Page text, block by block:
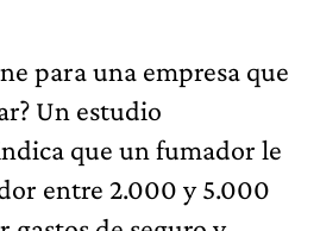
para una empresa que
Un estudio
que un fumador le
entre 2.000 y 5.000